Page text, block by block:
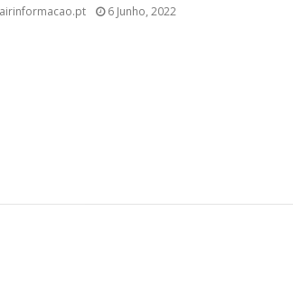
6 Junho, 2022